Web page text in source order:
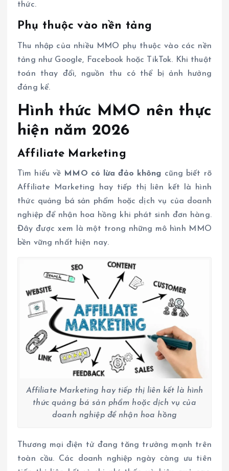
thức.
Phụ thuộc vào nền tảng
Thu nhập của nhiều MMO phụ thuộc vào các nền
tảng như Google, Facebook hoặc TikTok. Khi thuật
toán thay đổi, nguồn thu có thể bị ảnh hưởng
đáng kể.
Hình thức MMO nên thực
hiện năm 2026
Affiliate Marketing
Tìm hiểu về MMO có lừa đảo không cũng biết rõ
Affiliate Marketing hay tiếp thị liên kết là hình
thức quảng bá sản phẩm hoặc dịch vụ của doanh
nghiệp để nhận hoa hồng khi phát sinh đơn hàng.
Đây được xem là một trong những mô hình MMO
bền vững nhất hiện nay.
Affiliate Marketing hay tiếp thị liên kết là hình
thức quảng bá sản phẩm hoặc dịch vụ của
doanh nghiệp để nhận hoa hồng
Thương mại điện tử đang tăng trưởng mạnh trên
toàn cầu. Các doanh nghiệp ngày càng ưu tiên